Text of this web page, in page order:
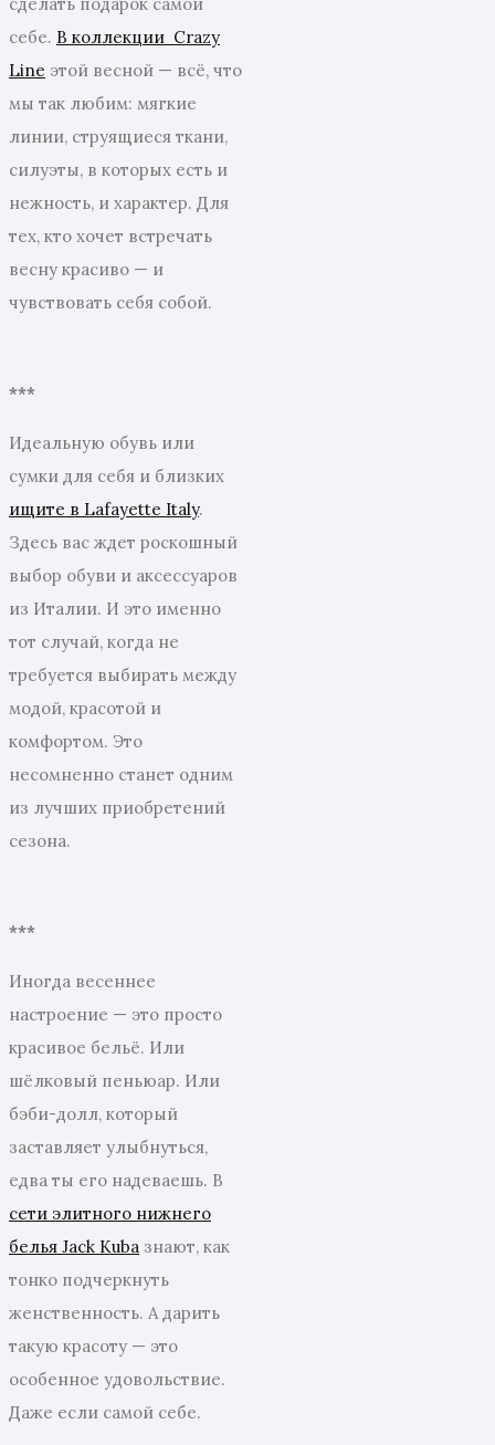
себе. В коллекции Crazy
Line этой весной — всё, что
мы так любим: мягкие
линии, струящиеся ткани,
силуэты, в которых есть и
нежность, и характер. Для
тех, кто хочет встречать
весну красиво — и
чувствовать себя собой.
***
Идеальную обувь или
сумки для себя и близких
ищите в Lafayette Italy.
Здесь вас ждет роскошный
выбор обуви и аксессуаров
из Италии. И это именно
тот случай, когда не
требуется выбирать между
модой, красотой и
комфортом. Это
несомненно станет одним
из лучших приобретений
сезона.
***
Иногда весеннее
настроение — это просто
красивое бельё. Или
шёлковый пеньюар. Или
бэби-долл, который
заставляет улыбнуться,
едва ты его надеваешь. В
сети элитного нижнего
белья Jack Kuba знают, как
тонко подчеркнуть
женственность. А дарить
такую красоту — это
особенное удовольствие.
Даже если самой себе.